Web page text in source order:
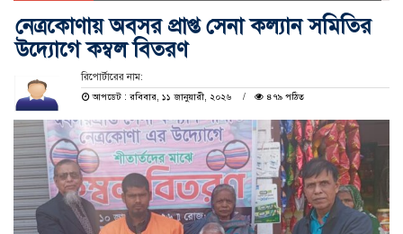
নেত্রকোণায় অবসর প্রাপ্ত সেনা কল্যান সমিতির
উদ্যোগে কম্বল বিতরণ
রিপোর্টারের নাম:
আপডেট : রবিবার, ১১ জানুয়ারী, ২০২৬
৪৭৯ পঠিত